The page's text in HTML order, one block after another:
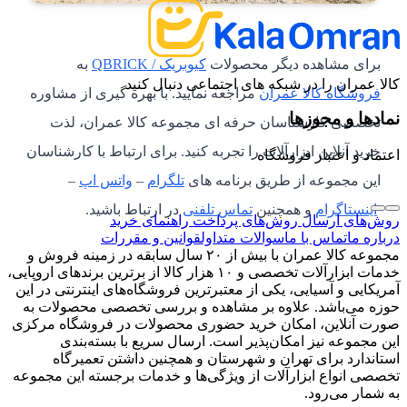
برای مشاهده دیگر محصولات کیوبریک / QBRICK
به
فروشگاه کالا عمرانمراجعه نمایید. با بهره گیری از مشاوره
تخصصی کارشناسان حرفه ای مجموعه کالا عمران، لذت
خرید آنلاین ابزارآلات را تجربه کنید. برای ارتباط با کارشناسان
این مجموعه از طریق برنامه های تلگرام – واتس اپ –
اینستاگرام و همچنین تماس تلفنی در ارتباط باشید.
کالا عمران را در شبکه های اجتماعی دنبال کنید
نمادها و مجوزها
اعتماد و اعتبار فروشگاه
روش‌های ارسالروش‌های پرداختراهنمای خرید
درباره ماتماس با ماسوالات متداولقوانین و مقررات
مجموعه کالا عمران با بیش از ۲۰ سال سابقه در زمینه فروش و
خدمات ابزارآلات تخصصی و ۱۰ هزار کالا از برترین برندهای اروپایی،
آمریکایی و آسیایی، یکی از معتبرترین فروشگاه‌های اینترنتی در این
حوزه می‌باشد. علاوه بر مشاهده و بررسی تخصصی محصولات به
صورت آنلاین، امکان خرید حضوری محصولات در فروشگاه مرکزی
این مجموعه نیز امکان‌پذیر است. ارسال سریع با بسته‌بندی
استاندارد برای تهران و شهرستان و همچنین داشتن تعمیرگاه
تخصصی انواع ابزارآلات از ویژگی‌ها و خدمات برجسته این مجموعه
به شمار می‌رود.